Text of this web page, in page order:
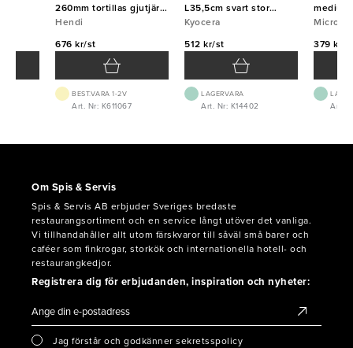
260mm tortillas gjutjärn
Hendi
Hendi
676 kr/st
BEST.VARA 1-2V
Art. Nr: K611067
L35,5cm svart stor
Kyocera
Kyocera
512 kr/st
LAGERVARA
Art. Nr: K14402
medium
379 kr/
Art.
Om Spis & Servis
Spis & Servis AB erbjuder Sveriges bredaste
restaurangsortiment och en service långt utöver det vanliga.
Vi tillhandahåller allt utom färskvaror till såväl små barer och
caféer som finkrogar, storkök och internationella hotell- och
restaurangkedjor.
Registrera dig för erbjudanden, inspiration och nyheter:
Jag förstår och godkänner sekretsspolicy